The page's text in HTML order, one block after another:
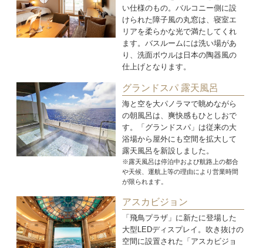
い仕様のもの。バルコニー側に設
けられた障子風の丸窓は、寝室エ
リアを柔らかな光で満たしてくれ
ます。バスルームには洗い場があ
り、洗面ボウルは日本の陶器風の
仕上げとなります。
グランドスパ 露天風呂
海と空を大パノラマで眺めながら
の朝風呂は、爽快感もひとしおで
す。「グランドスパ」は従来の大
浴場から屋外にも空間を拡大して
露天風呂を新設しました。
※露天風呂は停泊中および航路上の都合
や天候、運航上等の理由により営業時間
が限られます。
アスカビジョン
「飛鳥プラザ」に新たに登場した
大型LEDディスプレイ。吹き抜けの
空間に設置された「アスカビジョ